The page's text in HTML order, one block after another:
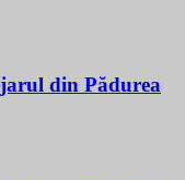
din Pădurea